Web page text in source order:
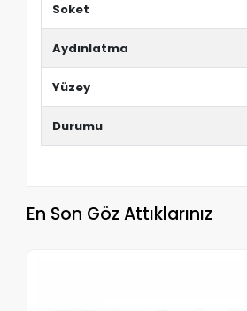
Soket
Aydınlatma
Yüzey
Durumu
En Son Göz Attıklarınız